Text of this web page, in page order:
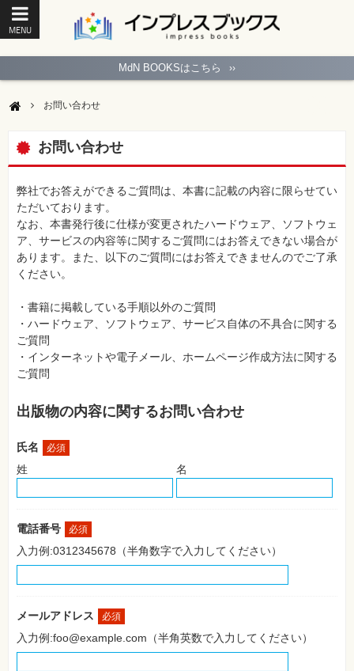
MENU
ペ
ジ
ソ
コ
ン
フ
ト
モ
バ
イ
ル・
ス
フ
ォ
ン・
SNS
作
成・
ケ
ィ
ン
ビ
ジ
ネ
ス・
み
メ
ラ・
MdN BOOKSはこちら ››
お問い合わせ
お問い合わせ
弊社でお答えができるご質問は、本書に記載の内容に限らせてい
ただいております。
なお、本書発行後に仕様が変更されたハードウェア、ソフトウェ
ア、サービスの内容等に関するご質問にはお答えできない場合が
あります。また、以下のご質問にはお答えできませんのでご了承
ください。
・書籍に掲載している手順以外のご質問
・ハードウェア、ソフトウェア、サービス自体の不具合に関する
ご質問
・インターネットや電子メール、ホームページ作成方法に関する
ご質問
出版物の内容に関するお問い合わせ
氏名 必須
姓 名
電話番号 必須
入力例:0312345678（半角数字で入力してください）
メールアドレス 必須
入力例:foo@example.com（半角英数で入力してください）